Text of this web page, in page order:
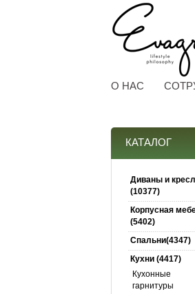
О НАС
КАТАЛОГ
Диваны и
(10377)
Корпусная
(5402)
Спальни(4347)
Кухни (4417)
Кухонные
гарнитуры